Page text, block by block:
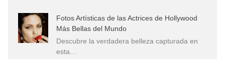
Fotos Artísticas de las Actrices de Hollywood
Más Bellas del Mundo
Descubre la verdadera belleza capturada en
esta…